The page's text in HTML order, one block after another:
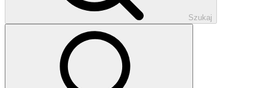
Szukaj